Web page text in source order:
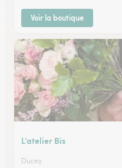
Voir la boutique
L’atelier Bis
Ducey